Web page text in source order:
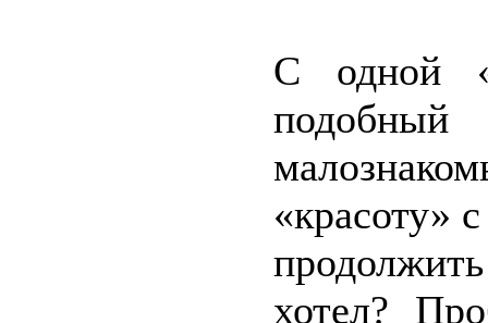
С одной
подобный
«красоту»
хотел?